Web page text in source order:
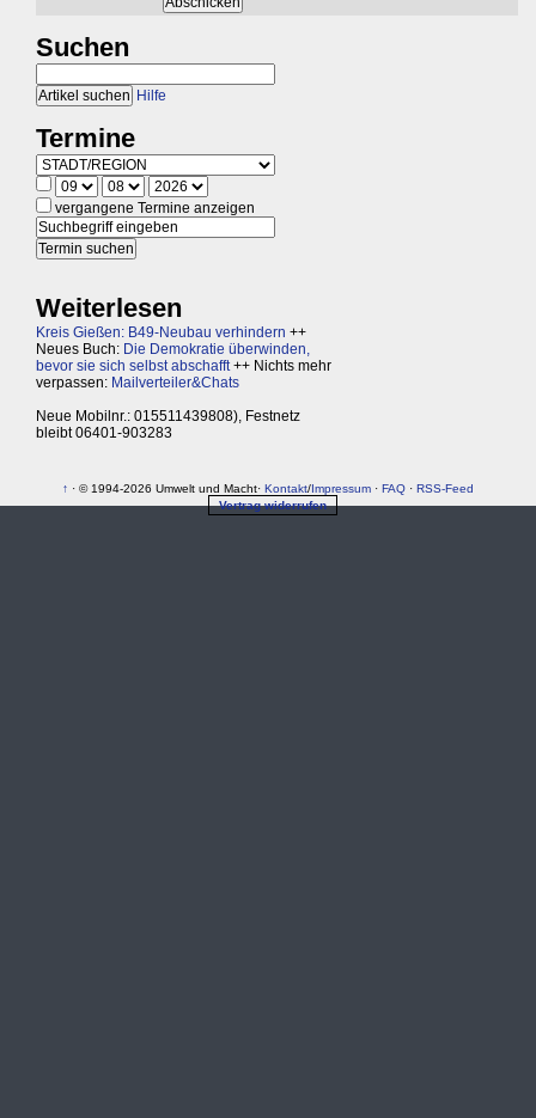
Suchen
Hilfe
Termine
vergangene Termine anzeigen
Weiterlesen
Kreis Gießen: B49-Neubau verhindern ++
Neues Buch: Die Demokratie überwinden,
bevor sie sich selbst abschafft++ Nichts mehr
verpassen: Mailverteiler&Chats
Neue Mobilnr.: 015511439808), Festnetz
bleibt 06401-903283
↑ · © 1994-2026 Umwelt und Macht· Kontakt/ Impressum · FAQ · RSS-Feed
Vertrag widerrufen